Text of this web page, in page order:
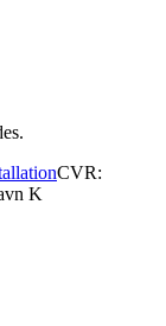
CVR:
K